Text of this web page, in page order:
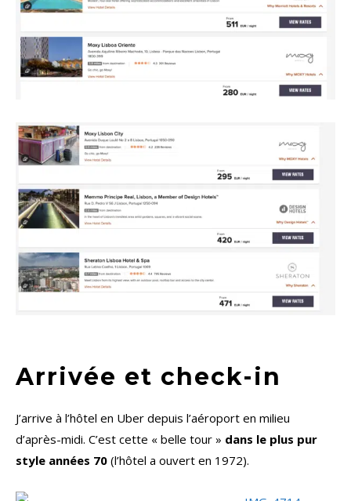
Arrivée et check-in
J’arrive à l’hôtel en Uber depuis l’aéroport en milieu
d’après-midi. C’est cette « belle tour » dans le plus pur
style années 70 (l’hôtel a ouvert en 1972).